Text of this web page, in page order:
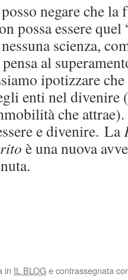
negare che la
possa essere
scienza,
al
ipotizzare che
enti nel
che
e divenire. La
è una nuova
in IL BLOGe contrassegnata